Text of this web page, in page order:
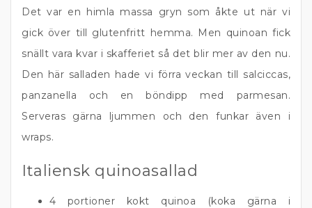
Det var en himla massa gryn som åkte ut när vi
gick över till glutenfritt hemma. Men quinoan fick
snällt vara kvar i skafferiet så det blir mer av den nu.
Den här salladen hade vi förra veckan till salciccas,
panzanella och en böndipp med parmesan.
Serveras gärna ljummen och den funkar även i
wraps.
Italiensk quinoasallad
4 portioner kokt quinoa (koka gärna i